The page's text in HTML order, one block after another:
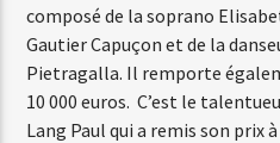
Radio Ice Age
composé de la soprano
Gautier Capuçon et de la
Pietragalla. Il remporte
10 000 euros. C’est le
Lang Paul qui a remis son prix